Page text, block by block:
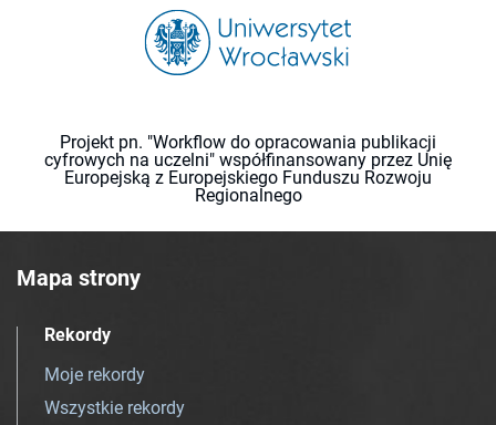
Projekt pn. "Workflow do opracowania publikacji
cyfrowych na uczelni" współfinansowany przez Unię
Europejską z Europejskiego Funduszu Rozwoju
Regionalnego
Mapa strony
Rekordy
Moje rekordy
Wszystkie rekordy